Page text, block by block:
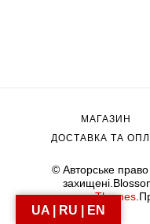
© Авторське
захищені.
Themes
МАГАЗИН
ДОСТАВКА ТА
UA | RU | EN